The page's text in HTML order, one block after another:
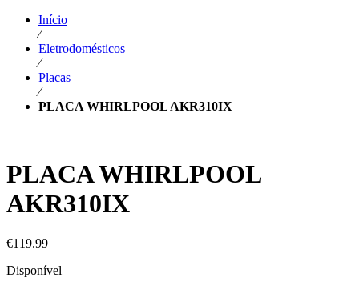
Início
⁄
Eletrodomésticos
⁄
Placas
⁄
PLACA WHIRLPOOL AKR310IX
PLACA WHIRLPOOL
AKR310IX
€119.99
Disponível